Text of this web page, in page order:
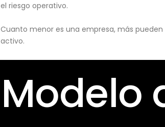
el riesgo operativo.
Cuanto menor es una empresa, más
activo.
Modelo